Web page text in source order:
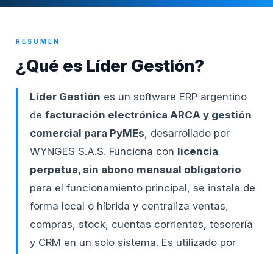
RESUMEN
¿Qué es Líder Gestión?
Líder Gestión es un software ERP argentino
de facturación electrónica ARCA y gestión
comercial para PyMEs, desarrollado por
WYNGES S.A.S. Funciona con licencia
perpetua, sin abono mensual obligatorio
para el funcionamiento principal, se instala de
forma local o híbrida y centraliza ventas,
compras, stock, cuentas corrientes, tesorería
y CRM en un solo sistema. Es utilizado por